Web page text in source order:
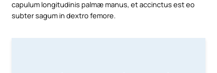
capulum longitudinis palmæ manus, et accinctus est eo
subter sagum in dextro femore.